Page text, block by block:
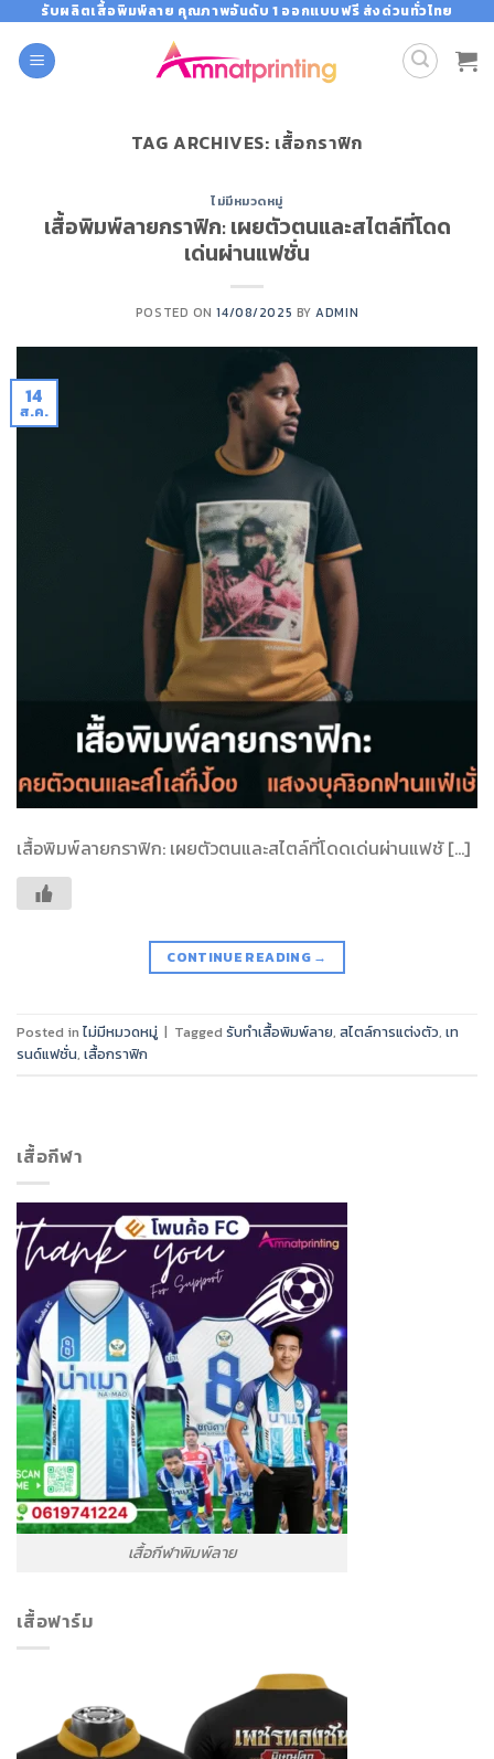
content
รับผลิตเสื้อพิมพ์ลาย คุณภาพอันดับ 1 ออกแบบฟรี ส่งด่วนทั่วไทย
TAG ARCHIVES: เสื้อกราฟิก
ไม่มีหมวดหมู่
เสื้อพิมพ์ลายกราฟิก: เผยตัวตนและสไตล์ที่โดด
เด่นผ่านแฟชั่น
POSTED ON14/08/2025 BYADMIN
14
ส.ค.
เสื้อพิมพ์ลายกราฟิก: เผยตัวตนและสไตล์ที่โดดเด่นผ่านแฟชั […]
CONTINUE READING →
Posted in ไม่มีหมวดหมู่ | Tagged รับทำเสื้อพิมพ์ลาย, สไตล์การแต่งตัว, เท
รนด์แฟชั่น, เสื้อกราฟิก
เสื้อกีฬา
เสื้อกีฬาพิมพ์ลาย
เสื้อฟาร์ม